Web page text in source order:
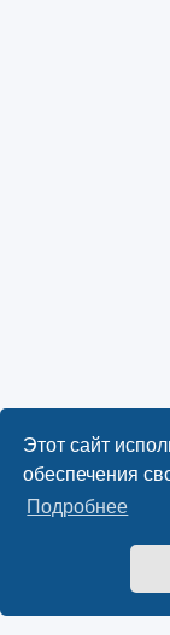
Этот сайт
обеспечения
Подробнее